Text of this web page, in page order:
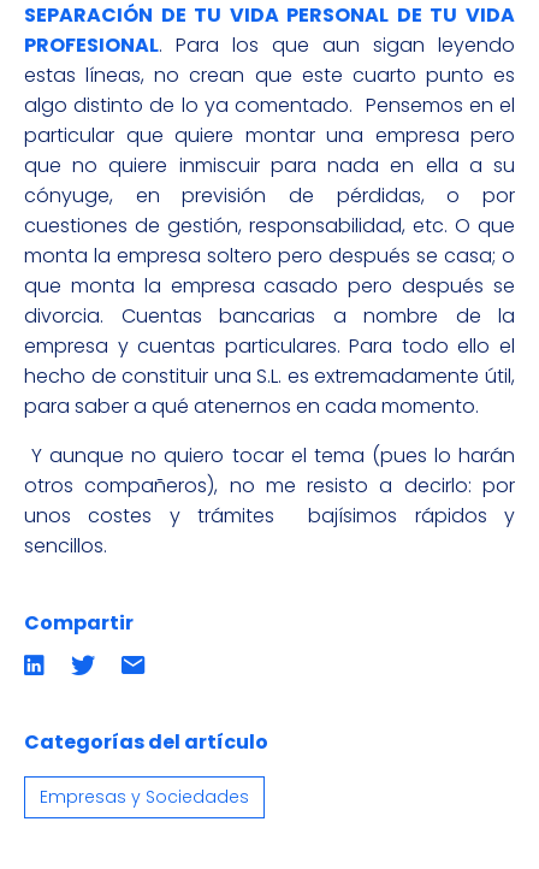
SEPARACIÓN DE TU VIDA PERSONAL DE TU VIDA
PROFESIONAL. Para los que aun sigan leyendo
estas líneas, no crean que este cuarto punto es
algo distinto de lo ya comentado. Pensemos en el
particular que quiere montar una empresa pero
que no quiere inmiscuir para nada en ella a su
cónyuge, en previsión de pérdidas, o por
cuestiones de gestión, responsabilidad, etc. O que
monta la empresa soltero pero después se casa; o
que monta la empresa casado pero después se
divorcia. Cuentas bancarias a nombre de la
empresa y cuentas particulares. Para todo ello el
hecho de constituir una S.L. es extremadamente útil,
para saber a qué atenernos en cada momento.
Y aunque no quiero tocar el tema (pues lo harán
otros compañeros), no me resisto a decirlo: por
unos costes y trámites bajísimos rápidos y
sencillos.
Compartir
Compartir
en
Compartir
en
Compartir
por
email
Categorías del artículo
Empresas y Sociedades